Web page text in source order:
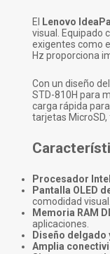
El Lenovo
visual. Equipado
exigentes como
Hz proporciona
Con un diseño
STD-810H para
carga rápida
tarjetas
Procesador
Pantalla OLED
comodidad visual.
Memoria RAM
aplicaciones.
Diseño delgado
Amplia